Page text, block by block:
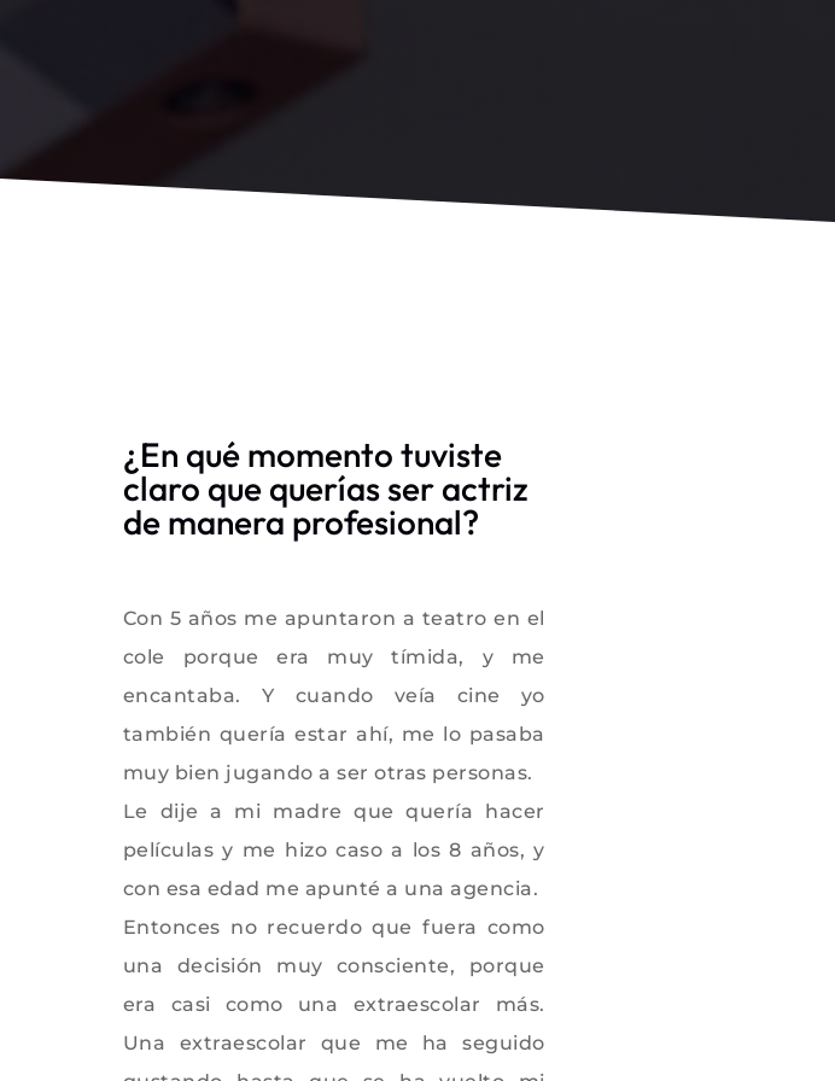
¿En qué momento tuviste
claro que querías ser actriz
de manera profesional?
Con 5 años me apuntaron a teatro en el
cole porque era muy tímida, y me
encantaba. Y cuando veía cine yo
también quería estar ahí, me lo pasaba
muy bien jugando a ser otras personas.
Le dije a mi madre que quería hacer
películas y me hizo caso a los 8 años, y
con esa edad me apunté a una agencia.
Entonces no recuerdo que fuera como
una decisión muy consciente, porque
era casi como una extraescolar más.
Una extraescolar que me ha seguido